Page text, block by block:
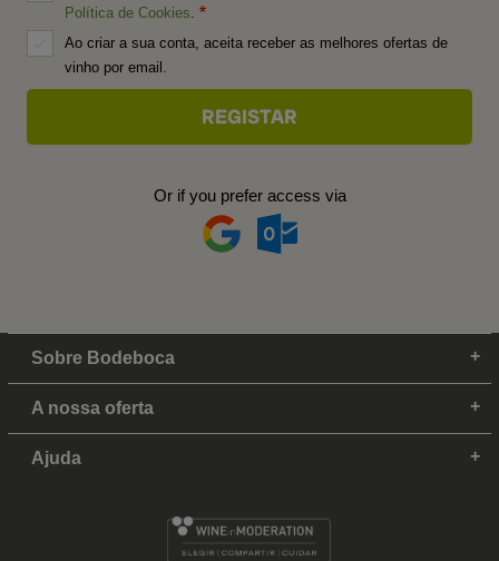
Política de Cookies
Ao criar a sua conta, aceita receber as melhores ofertas de
vinho por email.
Or if you prefer access via
Sobre Bodeboca
A nossa oferta
Ajuda